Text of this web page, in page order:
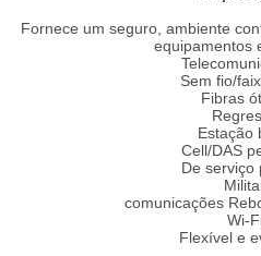
Fornece um seguro, ambiente
equipamentos
Sem fio/
Fibras
Estação
Cell/DAS
De serviço
comunicações
Wi-
Flexível e